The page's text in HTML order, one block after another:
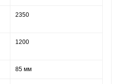
2350
1200
85 мм